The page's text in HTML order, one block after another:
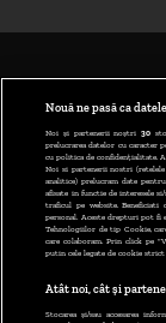
Nouă ne pasă ca
Noi și partenerii noștri 30
prelucrarea datelor cu caracter
cu politica de confidențialitate.
Noi si partenerii nostri
analitice) prelucram date
afisate in functie de interesele
traficul pe website. Beneficiati
personal. Aceste drepturi pot fi
Tehnologiilor de tip Cookie,
care colaboram. Prin click pe
putin cele legate de cookie
Atât noi, cât și
Stocarea și/sau accesarea